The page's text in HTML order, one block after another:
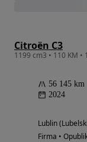
Citroën C3
56 145 km
2024
Lublin
Firma •